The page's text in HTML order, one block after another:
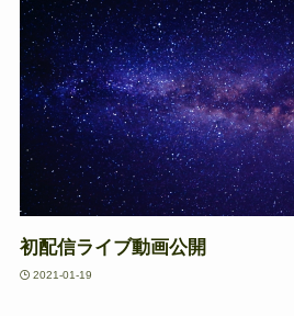
初配信ライブ動画公開
2021-01-19